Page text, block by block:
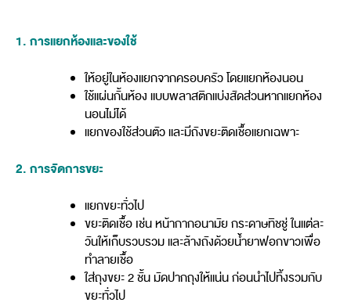
1. การแยกห้องและของใช้
ให้อยู่ในห้องแยกจากครอบครัว โดยแยกห้องนอน
ใช้แผ่นกั้นห้อง แบบพลาสติกแบ่งสัดส่วนหากแยกห้อง
นอนไม่ได้
แยกของใช้ส่วนตัว และมีถังขยะติดเชื้อแยกเฉพาะ
2. การจัดการขยะ
แยกขยะทั่วไป
ขยะติดเชื้อ เช่น หน้ากากอนามัย กระดาษทิชชู่ ในแต่ละ
วันให้เก็บรวบรวม และล้างถังด้วยน้ำยาฟอกขาวเพื่อ
ทำลายเชื้อ
ใส่ถุงขยะ 2 ชั้น มัดปากถุงให้แน่น ก่อนนำไปทิ้งรวมกับ
ขยะทั่วไป